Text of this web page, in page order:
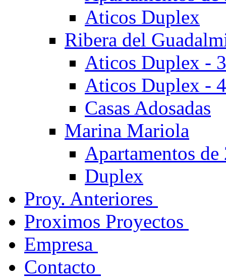
Aticos Duplex
Ribera del
Aticos Duplex -
Aticos Duplex -
Casas Adosadas
Marina Mariola
Apartamentos
Duplex
Proy. Anteriores
Proximos Proyectos
Empresa
Contacto